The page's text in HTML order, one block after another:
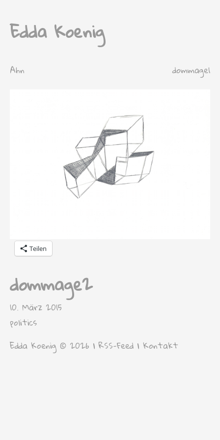
Edda Koenig
Ahn dommage1
Teilen
dommage2
10. März 2015
politics
Edda Koenig © 2026 |RSS-Feed | Kontakt